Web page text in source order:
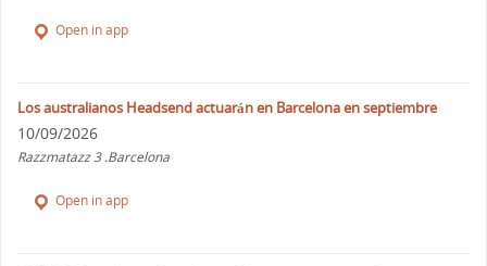
Open in app
Los australianos Headsend actuarán en Barcelona en septiembre
10/09/2026
Razzmatazz 3 .Barcelona
Open in app